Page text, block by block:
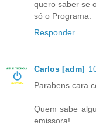
quero saber se
só o Programa.
Responder
Carlos [adm]
Parabens cara
Quem sabe
emissora!